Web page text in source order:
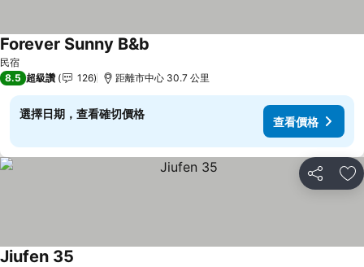
民宿
Forever Sunny B&b
8.5 超級讚 126 距離市中心 30.7 公里
選擇日期，查看確切價格
查看價格
分享 加
Jiufen 35